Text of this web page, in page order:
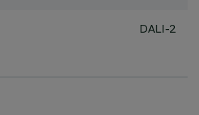
DALI-2